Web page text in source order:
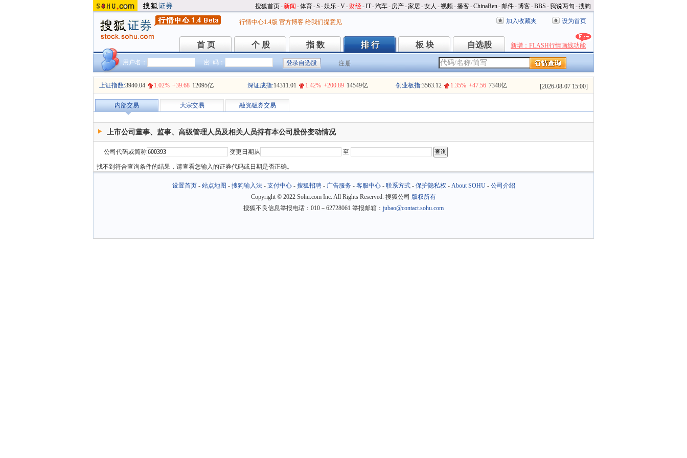
搜狐首页-新闻 -体育-S -娱乐-V- 财经-IT-汽车- 房产-家居-女人 -视频-播客-ChinaRen-邮件-博客-BBS -我说两句 -搜狗
行情中心1.4版 官方博客 给我们提意见 加入收藏夹 设为首页
首 页
首 页 个 股
个 股 指 数
指 数 排 行
排 行 板 块
板 块 自选股
自选股 新增：FLASH行情画线功能
用户名： 密 码： 注册
上证指数:3940.04 1.02% +39.68 12095亿 深证成指:14311.01 1.42% +200.89 14549亿 创业板指:3563.12 1.35% +47.56 7348亿 [2026-08-07 15:00]
内部交易 大宗交易 融资融券交易
上市公司董事、监事、高级管理人员及相关人员持有本公司股份变动情况
公司代码或简称 变更日期从 至
找不到符合查询条件的结果，请查看您输入的证券代码或日期是否正确。
设置首页- 站点地图 - 搜狗输入法- 支付中心- 搜狐招聘- 广告服务- 客服中心- 联系方式- 保护隐私权 - About SOHU- 公司介绍
Copyright © 2022 Sohu.com Inc. All Rights Reserved. 搜狐公司 版权所有
搜狐不良信息举报电话：010－62728061 举报邮箱： jubao@contact.sohu.com